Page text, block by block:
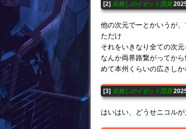
[2] 名無しのイゼット団員
他の次元でーとかいうが
ただけ
それをいきなり全ての次
なんか両界路繋がってか
めて本州くらいの広さしか
[3] 名無しのイゼット団員
はいはい、どうせニコルが